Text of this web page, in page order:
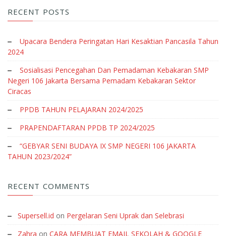
RECENT POSTS
Upacara Bendera Peringatan Hari Kesaktian Pancasila Tahun
2024
Sosialisasi Pencegahan Dan Pemadaman Kebakaran SMP
Negeri 106 Jakarta Bersama Pemadam Kebakaran Sektor
Ciracas
PPDB TAHUN PELAJARAN 2024/2025
PRAPENDAFTARAN PPDB TP 2024/2025
“GEBYAR SENI BUDAYA IX SMP NEGERI 106 JAKARTA
TAHUN 2023/2024”
RECENT COMMENTS
Supersell.id on Pergelaran Seni Uprak dan Selebrasi
Zahra on CARA MEMBUAT EMAIL SEKOLAH & GOOGLE